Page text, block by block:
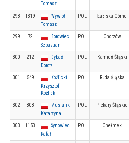
Tomasz
298 1319
Wywioł
Tomasz
POL Łaziska Górne
299 72
Borowiec
Sebastian
POL Chorzów
300 212
Dybaś
Dorota
POL Kamień Śląski
301 549
Koźlicki
Krzysztof
Koźlicki
POL Ruda Śląska
302 808
Musialik
Katarzyna
POL Piekary Śląskie
303 1153
Synowiec
Rafał
POL Chełmek